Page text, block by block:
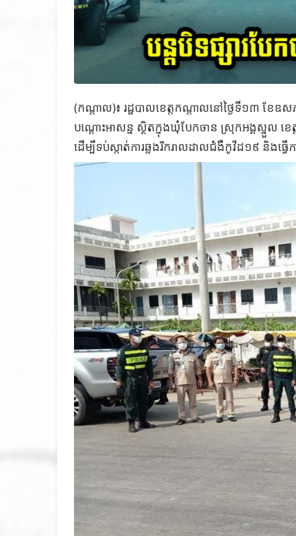
(កណ្តាល)៖ រដ្ឋបាលខេត្តកណ្តាលនៅថ្ងៃទី១៣ ខែឧស
បណ្ដោះអាសន្ន ស្ថិតក្នុងឃុំបែកចាន ស្រុកអង្គស្នួល
ដើម្បីទប់ស្កាត់ការឆ្លងរីករាលដាលជំងឺកូវីដ១៩ និងធ្